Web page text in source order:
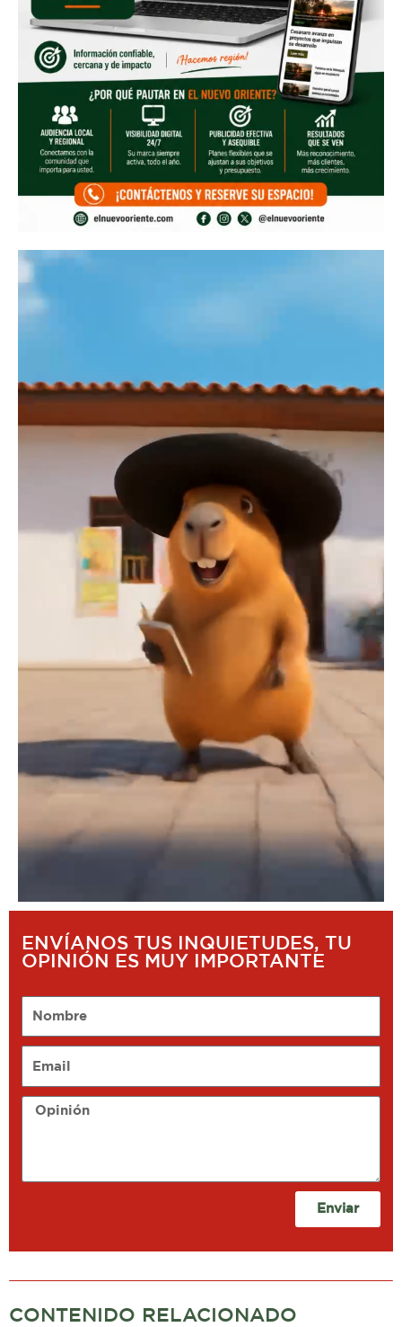
ENVÍANOS TUS INQUIETUDES, TU
OPINIÓN ES MUY IMPORTANTE
Opinión
Enviar
CONTENIDO RELACIONADO